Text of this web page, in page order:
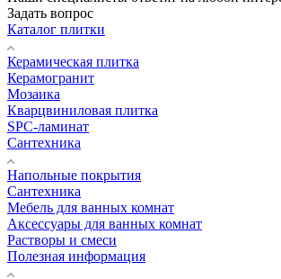
Задать вопрос
Каталог плитки
Керамическая плитка
Керамогранит
Мозаика
Кварцвиниловая плитка
SPC-ламинат
Сантехника
Напольные покрытия
Сантехника
Мебель для ванных комнат
Аксессуары для ванных комнат
Растворы и смеси
Полезная информация